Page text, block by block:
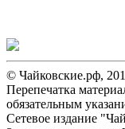
© Чайковские.рф,
Перепечатка
обязательным
Сетевое издание